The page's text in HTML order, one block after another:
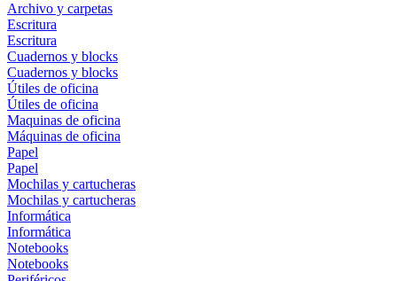
Archivo y carpetas
Escritura
Escritura
Cuadernos y blocks
Cuadernos y blocks
Útiles de oficina
Útiles de oficina
Maquinas de oficina
Máquinas de oficina
Papel
Papel
Mochilas y cartucheras
Mochilas y cartucheras
Informática
Informática
Notebooks
Notebooks